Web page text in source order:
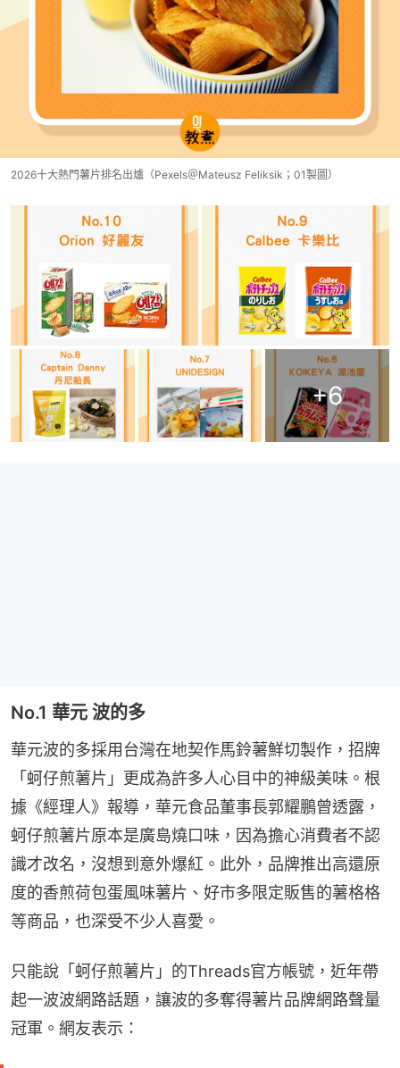
2026十大熱門薯片排名出爐（Pexels＠Mateusz Feliksik；01製圖）
+6
No.1 華元 波的多
華元波的多採用台灣在地契作馬鈴薯鮮切製作，招牌
「蚵仔煎薯片」更成為許多人心目中的神級美味。根
據《經理人》報導，華元食品董事長郭耀鵬曾透露，
蚵仔煎薯片原本是廣島燒口味，因為擔心消費者不認
識才改名，沒想到意外爆紅。此外，品牌推出高還原
度的香煎荷包蛋風味薯片、好市多限定販售的薯格格
等商品，也深受不少人喜愛。
只能說「蚵仔煎薯片」的Threads官方帳號，近年帶
起一波波網路話題，讓波的多奪得薯片品牌網路聲量
冠軍。網友表示：